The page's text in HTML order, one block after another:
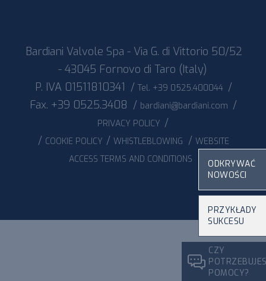
PRZYKŁADY
SUKCESU
ODKRYWAĆ
NOWOŚCI
Bardiani Valvole Spa - Via G. di Vittorio 50/52
- 43045 Fornovo di Taro (Italy)
P. IVA 01511810341 / Tel. +39 0525.400044 /
Fax. +39 0525.3408 / bardiani@bardiani.com /
PRIVACY POLICY /
/ COOKIE POLICY / WHISTLEBLOWING / WEBSITE
ACCESS TERMS AND CONDITIONS
CZY
POMOCY?